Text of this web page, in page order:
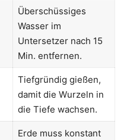
Überschüssiges
Wasser im
Untersetzer nach 15
Min. entfernen.
Tiefgründig gießen,
damit die Wurzeln in
die Tiefe wachsen.
Erde muss konstant